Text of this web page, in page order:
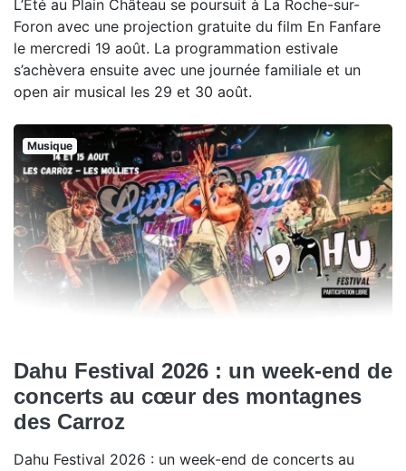
L’Été au Plain Château se poursuit à La Roche-sur-
Foron avec une projection gratuite du film En Fanfare
le mercredi 19 août. La programmation estivale
s’achèvera ensuite avec une journée familiale et un
open air musical les 29 et 30 août.
Musique
Dahu Festival 2026 : un week-end de
concerts au cœur des montagnes
des Carroz
Dahu Festival 2026 : un week-end de concerts au